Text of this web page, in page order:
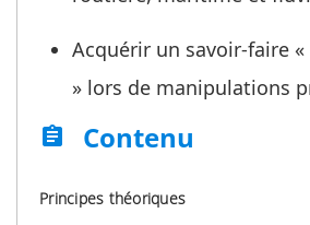
Acquérir un savoir-faire
» lors de manipulations
assignment
Contenu
Principes théoriques